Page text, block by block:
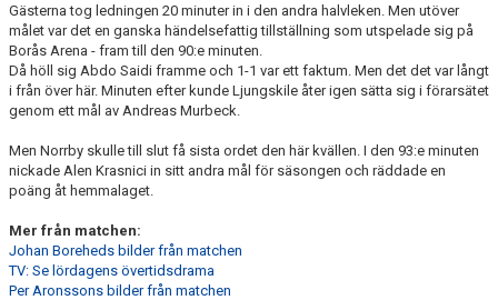
Gästerna tog ledningen 20 minuter in i den andra halvleken. Men utöver
målet var det en ganska händelsefattig tillställning som utspelade sig på
Borås Arena - fram till den 90:e minuten.
Då höll sig Abdo Saidi framme och 1-1 var ett faktum. Men det det var långt
i från över här. Minuten efter kunde Ljungskile åter igen sätta sig i förarsätet
genom ett mål av Andreas Murbeck.
Men Norrby skulle till slut få sista ordet den här kvällen. I den 93:e minuten
nickade Alen Krasnici in sitt andra mål för säsongen och räddade en
poäng åt hemmalaget.
Mer från matchen:
Johan Boreheds bilder från matchen
TV: Se lördagens övertidsdrama
Per Aronssons bilder från matchen